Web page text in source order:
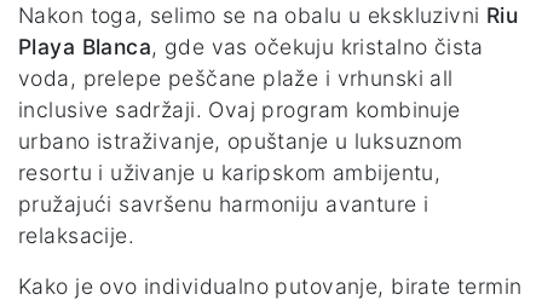
Nakon toga, selimo se na obalu u ekskluzivni Riu
Playa Blanca, gde vas očekuju kristalno čista
voda, prelepe peščane plaže i vrhunski all
inclusive sadržaji. Ovaj program kombinuje
urbano istraživanje, opuštanje u luksuznom
resortu i uživanje u karipskom ambijentu,
pružajući savršenu harmoniju avanture i
relaksacije.
Kako je ovo individualno putovanje, birate termin